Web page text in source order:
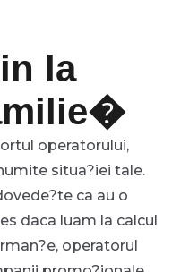
la
operatorului,
situa?iei tale.
ca au o
daca luam la calcul
operatorul